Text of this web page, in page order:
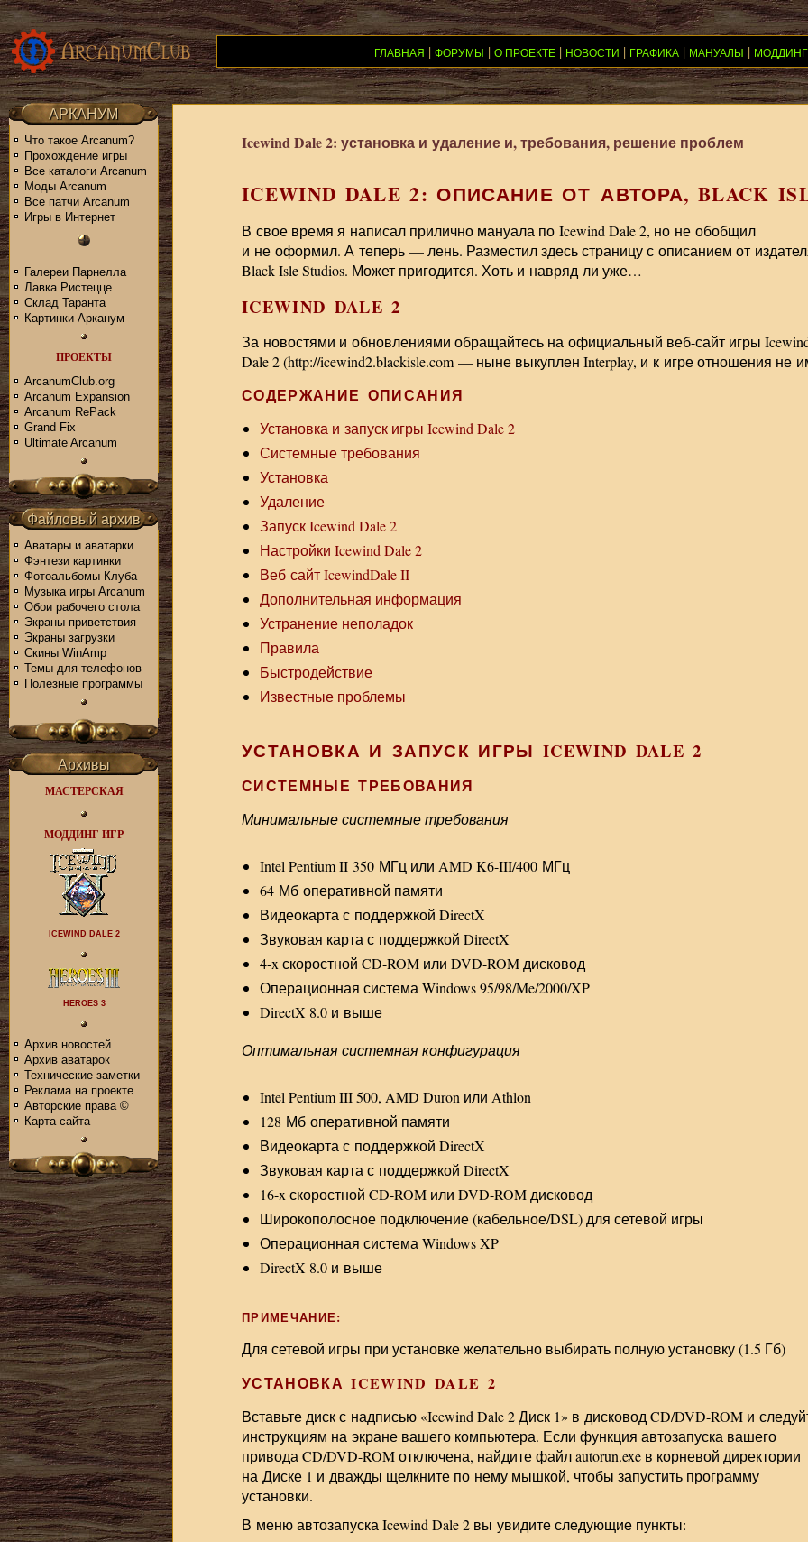
ГЛАВНАЯ | ФОРУМЫ | О ПРОЕКТЕ| НОВОСТИ | ГРАФИКА| МАНУАЛЫ | МОДДИНГ
АРКАНУМ
Что такое Arcanum?
Прохождение игры
Все каталоги Arcanum
Моды Arcanum
Все патчи Arcanum
Игры в Интернет
Галереи Парнелла
Лавка Ристецце
Склад Таранта
Картинки Арканум
ПРОЕКТЫ
ArcanumClub.org
Arcanum Expansion
Arcanum RePack
Grand Fix
Ultimate Arcanum
Файловый архив
Аватары и аватарки
Фэнтези картинки
Фотоальбомы Клуба
Музыка игры Arcanum
Обои рабочего стола
Экраны приветствия
Экраны загрузки
Скины WinAmp
Темы для телефонов
Полезные программы
Архивы
МАСТЕРСКАЯ
МОДДИНГ ИГР
ICEWIND DALE 2
HEROES 3
Архив новостей
Архив аватарок
Технические заметки
Реклама на проекте
Авторские права ©
Карта сайта
Icewind Dale 2: установка и удаление и, требования, решение проблем
ICEWIND DALE 2: ОПИСАНИЕ ОТ АВТОРА, BLACK
В свое время я написал прилично мануала по Icewind Dale 2, но не обобщил
и не оформил. А теперь — лень. Разместил здесь страницу с описанием от
Black Isle Studios. Может пригодится. Хоть и навряд ли уже…
ICEWIND DALE 2
За новостями и обновлениями обращайтесь на официальный веб-сайт игры
Dale 2 (http://icewind2.blackisle.com — ныне выкуплен Interplay, и к игре отношения не
СОДЕРЖАНИЕ ОПИСАНИЯ
Установка и запуск игры Icewind Dale 2
Системные требования
Установка
Удаление
Запуск Icewind Dale 2
Настройки Icewind Dale 2
Веб-сайт IcewindDale II
Дополнительная информация
Устранение неполадок
Правила
Быстродействие
Известные проблемы
УСТАНОВКА И ЗАПУСК ИГРЫ ICEWIND DALE 2
СИСТЕМНЫЕ ТРЕБОВАНИЯ
Минимальные системные требования
Intel Pentium II 350 МГц или AMD K6-III/400 МГц
64 Мб оперативной памяти
Видеокарта с поддержкой DirectX
Звуковая карта с поддержкой DirectX
4-x скоростной CD-ROM или DVD-ROM дисковод
Операционная система Windows 95/98/Me/2000/XP
DirectX 8.0 и выше
Оптимальная системная конфигурация
Intel Pentium III 500, AMD Duron или Athlon
128 Мб оперативной памяти
Видеокарта с поддержкой DirectX
Звуковая карта с поддержкой DirectX
16-x скоростной CD-ROM или DVD-ROM дисковод
Широкополосное подключение (кабельное/DSL) для сетевой игры
Операционная система Windows XP
DirectX 8.0 и выше
ПРИМЕЧАНИЕ:
Для сетевой игры при установке желательно выбирать полную установку (1.5 Гб)
УСТАНОВКА ICEWIND DALE 2
Вставьте диск с надписью «Icewind Dale 2 Диск 1» в дисковод CD/DVD-ROM и
инструкциям на экране вашего компьютера. Если функция автозапуска вашего
привода CD/DVD-ROM отключена, найдите файл autorun.exe в корневой директории
на Диске 1 и дважды щелкните по нему мышкой, чтобы запустить программу
установки.
В меню автозапуска Icewind Dale 2 вы увидите следующие пункты: